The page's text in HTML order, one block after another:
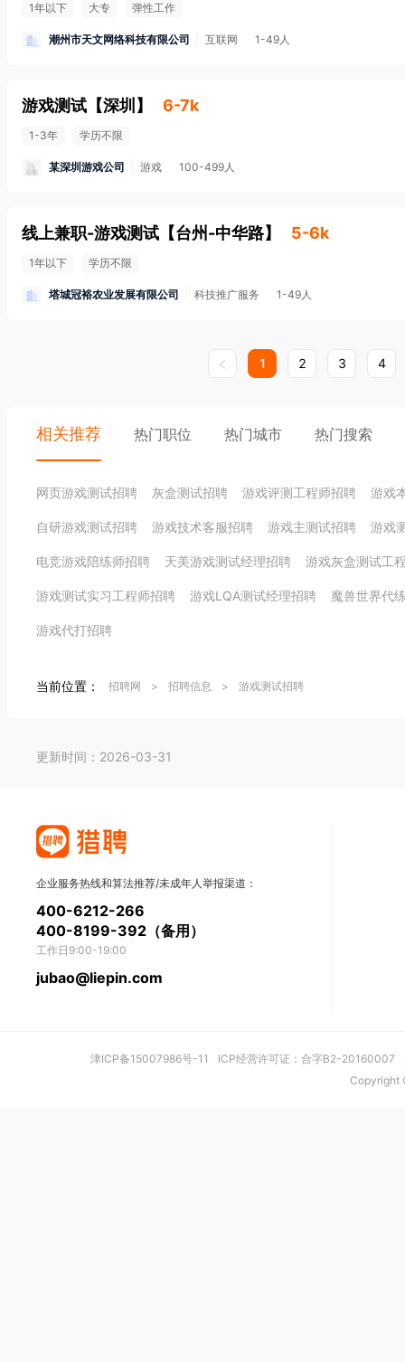
1年以下 大专 弹性工作
潮州市天文网络科技有限公司 互联网 1-49人
游戏测试 【深圳 】 6-7k
1-3年 学历不限
某深圳游戏公司 游戏 100-499人
线上兼职-游戏测试 【台州-中华路】 5-6k
1年以下 学历不限
塔城冠裕农业发展有限公司 科技推广服务 1-49人
1 2 3 4
相关推荐 热门职位 热门城市 热门搜索
网页游戏测试招聘 灰盒测试招聘 游戏评测工程师招聘 游戏
自研游戏测试招聘 游戏技术客服招聘 游戏主测试招聘 游戏
电竞游戏陪练师招聘 天美游戏测试经理招聘 游戏灰盒测试工
游戏测试实习工程师招聘 游戏LQA测试经理招聘 魔兽世界代
游戏代打招聘
当前位置： 招聘网 > 招聘信息 > 游戏测试招聘
更新时间：2026-03-31